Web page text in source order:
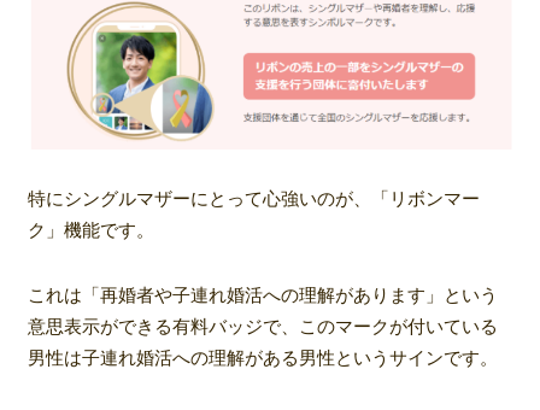
特にシングルマザーにとって心強いのが、「リボンマー
ク」機能です。
これは「再婚者や子連れ婚活への理解があります」という
意思表示ができる有料バッジで、このマークが付いている
男性は子連れ婚活への理解がある男性というサインです。